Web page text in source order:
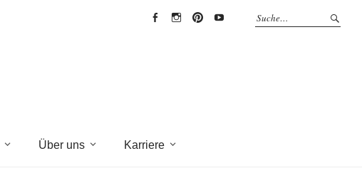
Über uns Karriere